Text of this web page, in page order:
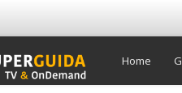
Super
Home